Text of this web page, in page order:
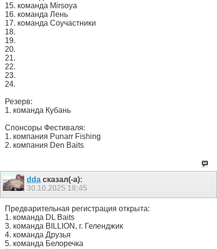
15. команда Mirsoya
16. команда Лень
17. команда Соучастники
18.
19.
20.
21.
22.
23.
24.
Резерв:
1. команда Кубань
Спонсоры Фестиваля:
1. компания Punarr Fishing
2. компания Den Baits
dda сказал(-а):
30.10.2025 18:45
Предварительная регистрация открыта:
1. команда DL Baits
3. команда BILLION, г. Геленджик
4. команда Друзья
5. команда Белоречка